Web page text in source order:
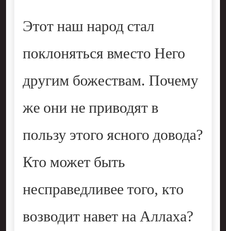
Этот наш народ стал
поклоняться вместо Него
другим божествам. Почему
же они не приводят в
пользу этого ясного довода?
Кто может быть
несправедливее того, кто
возводит навет на Аллаха?